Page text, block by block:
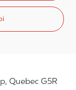
Quebec G5R